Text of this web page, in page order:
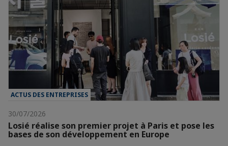
ACTUS DES ENTREPRISES
30/07/2026
Losié réalise son premier projet à Paris et pose les
bases de son développement en Europe